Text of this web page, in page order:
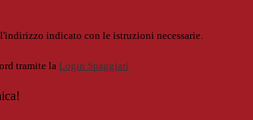
indicato con le istruzioni necessarie.
tramite la Login Spaggiari